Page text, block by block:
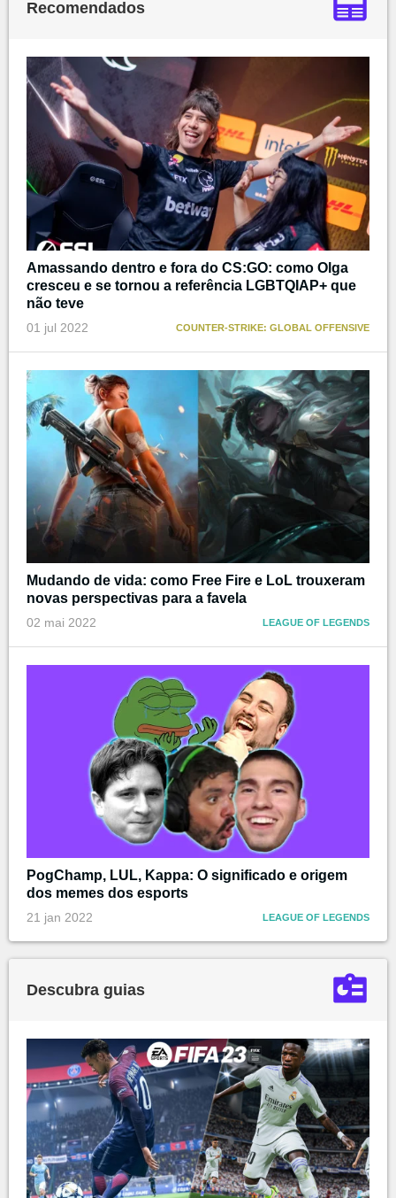
Recomendados
Amassando dentro e fora do CS:GO: como Olga
cresceu e se tornou a referência LGBTQIAP+ que
não teve
01 jul 2022 COUNTER-STRIKE: GLOBAL OFFENSIVE
Mudando de vida: como Free Fire e LoL trouxeram
novas perspectivas para a favela
02 mai 2022 LEAGUE OF LEGENDS
PogChamp, LUL, Kappa: O significado e origem
dos memes dos esports
21 jan 2022 LEAGUE OF LEGENDS
Descubra guias